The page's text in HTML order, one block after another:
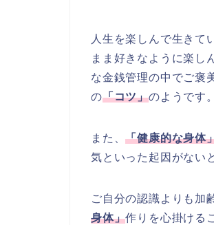
人生を楽しんで生きて
まま好きなように楽し
な金銭管理の中でご褒
の「コツ」のようです。
また、「健康的な身体
気といった起因がない
ご自分の認識よりも加
身体」作りを心掛ける